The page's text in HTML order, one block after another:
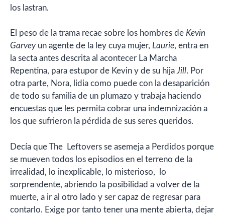
los lastran.
El peso de la trama recae sobre los hombres de Kevin
Garvey un agente de la ley cuya mujer, Laurie, entra en
la secta antes descrita al acontecer La Marcha
Repentina, para estupor de Kevin y de su hija Jill. Por
otra parte, Nora, lidia como puede con la desaparición
de todo su familia de un plumazo y trabaja haciendo
encuestas que les permita cobrar una indemnización a
los que sufrieron la pérdida de sus seres queridos.
Decía que The Leftovers se asemeja a Perdidos porque
se mueven todos los episodios en el terreno de la
irrealidad, lo inexplicable, lo misterioso, lo
sorprendente, abriendo la posibilidad a volver de la
muerte, a ir al otro lado y ser capaz de regresar para
contarlo. Exige por tanto tener una mente abierta, dejar